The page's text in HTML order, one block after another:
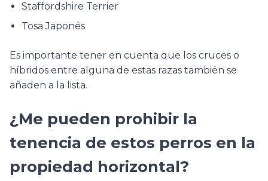
Staffordshire Terrier
Tosa Japonés
Es importante tener en cuenta que los cruces o
híbridos entre alguna de estas razas también se
añaden a la lista.
¿Me pueden prohibir la
tenencia de estos perros en la
propiedad horizontal?